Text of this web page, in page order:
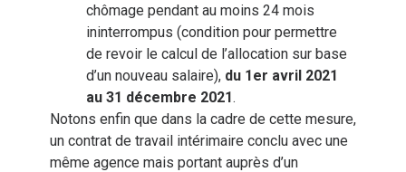
chômage pendant au moins 24 mois
ininterrompus (condition pour permettre
de revoir le calcul de l’allocation sur base
d’un nouveau salaire), du 1er avril 2021
au 31 décembre 2021.
Notons enfin que dans la cadre de cette mesure,
un contrat de travail intérimaire conclu avec une
même agence mais portant auprès d’un